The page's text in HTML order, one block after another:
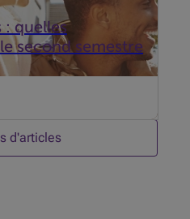
: quelles
second semestre
d'articles